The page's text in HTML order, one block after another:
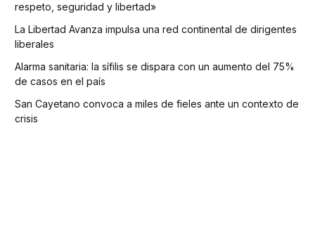
respeto, seguridad y libertad»
La Libertad Avanza impulsa una red continental de dirigentes
liberales
Alarma sanitaria: la sífilis se dispara con un aumento del 75%
de casos en el país
San Cayetano convoca a miles de fieles ante un contexto de
crisis